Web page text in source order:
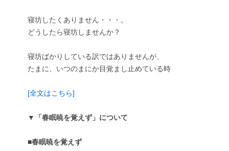
寝坊したくありません・・・。
どうしたら寝坊しませんか？
寝坊ばかりしている訳ではありませんが、
たまに、いつのまにか目覚まし止めている時
[全文はこちら]
▼「春眠暁を覚えず」について
■春眠暁を覚えず